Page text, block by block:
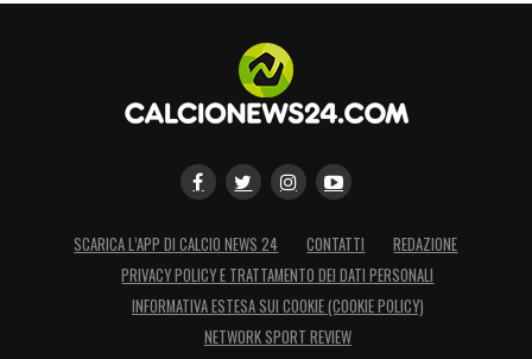
SCARICA L’APP DI CALCIO NEWS 24 CONTATTI
REDAZIONE
PRIVACY POLICY E TRATTAMENTO DEI DATI PERSONALI
INFORMATIVA ESTESA SUI COOKIE (COOKIE POLICY)
NETWORK SPORT REVIEW